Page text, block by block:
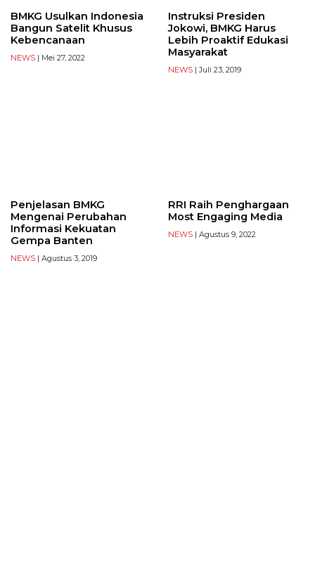
BMKG Usulkan Indonesia
Bangun Satelit Khusus
Kebencanaan
NEWS | Mei 27, 2022
Instruksi Presiden
Jokowi, BMKG Harus
Lebih Proaktif Edukasi
Masyarakat
NEWS | Juli 23, 2019
Penjelasan BMKG
Mengenai Perubahan
Informasi Kekuatan
Gempa Banten
NEWS | Agustus 3, 2019
RRI Raih Penghargaan
Most Engaging Media
NEWS | Agustus 9, 2022